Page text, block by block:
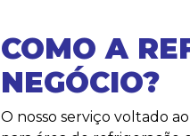
COMO A
NEGÓCIO?
O nosso serviço voltado